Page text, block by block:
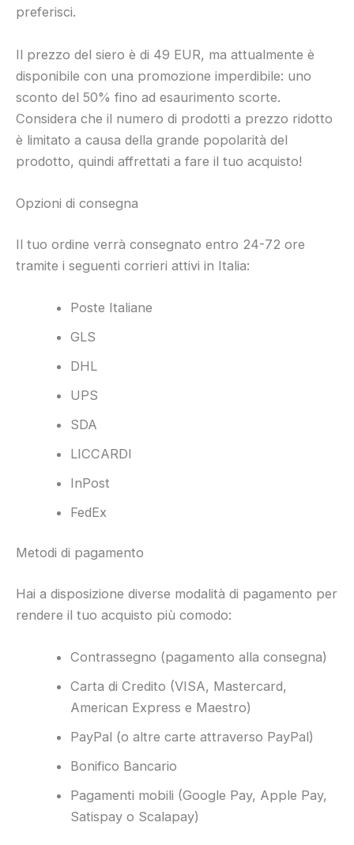
preferisci.
Il prezzo del siero è di 49 EUR, ma attualmente è
disponibile con una promozione imperdibile: uno
sconto del 50% fino ad esaurimento scorte.
Considera che il numero di prodotti a prezzo ridotto
è limitato a causa della grande popolarità del
prodotto, quindi affrettati a fare il tuo acquisto!
Opzioni di consegna
Il tuo ordine verrà consegnato entro 24-72 ore
tramite i seguenti corrieri attivi in Italia:
Poste Italiane
GLS
DHL
UPS
SDA
LICCARDI
InPost
FedEx
Metodi di pagamento
Hai a disposizione diverse modalità di pagamento per
rendere il tuo acquisto più comodo:
Contrassegno (pagamento alla consegna)
Carta di Credito (VISA, Mastercard,
American Express e Maestro)
PayPal (o altre carte attraverso PayPal)
Bonifico Bancario
Pagamenti mobili (Google Pay, Apple Pay,
Satispay o Scalapay)